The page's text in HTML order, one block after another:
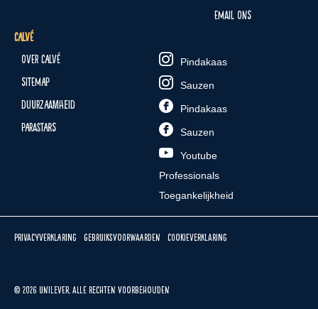
Email ons
Calvé
Over Calvé
Sitemap
Duurzaamheid
Parastars
Pindakaas
Sauzen
Pindakaas
Sauzen
Youtube
Professionals
Toegankelijkheid
© 2026 Unilever. Alle rechten voorbehouden
Privacyverklaring Gebruiksvoorwaarden Cookieverklaring